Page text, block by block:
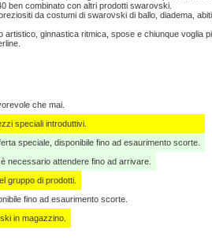
ben combinato con altri prodotti swarovski.
da costumi di swarovski di ballo, diadema,
artistico, ginnastica ritmica, spose e chiunque voglia
che mai.
speciali introduttivi.
speciale, disponibile fino ad esaurimento scorte.
necessario attendere fino ad arrivare.
gruppo di prodotti.
fino ad esaurimento scorte.
in magazzino.